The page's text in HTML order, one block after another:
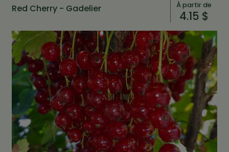
Red Cherry - Gadelier À partir de
4.15 $